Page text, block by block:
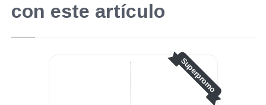
con este artículo
Superpromo